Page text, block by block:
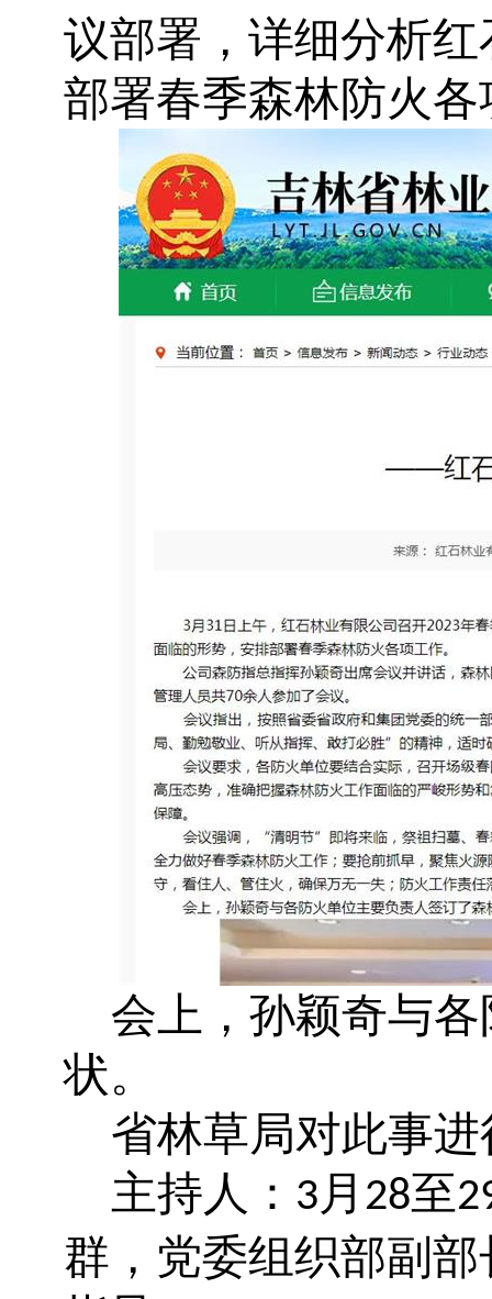
议部署，详细分析
部署春季森林防火
会上，孙颖奇与
状。
省林草局对此事
主持人： 3 月 28至
群，党委组织部副